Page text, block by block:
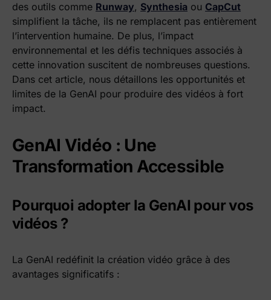
des outils comme Runway, Synthesia ou CapCut
simplifient la tâche, ils ne remplacent pas entièrement
l’intervention humaine. De plus, l’impact
environnemental et les défis techniques associés à
cette innovation suscitent de nombreuses questions.
Dans cet article, nous détaillons les opportunités et
limites de la GenAI pour produire des vidéos à fort
impact.
GenAI Vidéo : Une
Transformation Accessible
Pourquoi adopter la GenAI pour vos
vidéos ?
La GenAI redéfinit la création vidéo grâce à des
avantages significatifs :